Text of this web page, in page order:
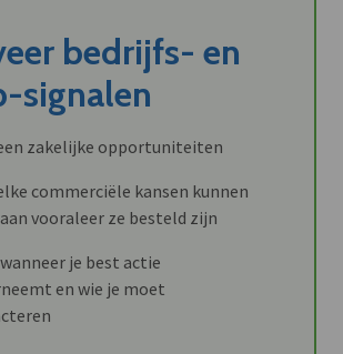
bedrijfs- en
signalen
zakelijke opportuniteiten
commerciële kansen kunnen
vooraleer ze besteld zijn
je best actie
en wie je moet